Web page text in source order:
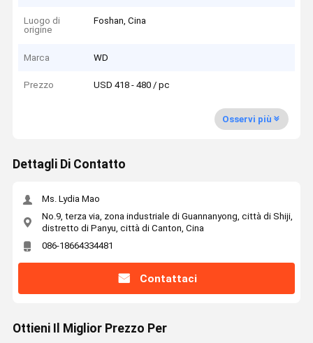
Luogo di
origine
Foshan, Cina
Marca WD
Prezzo USD 418 - 480 / pc
Osservi più
Dettagli Di Contatto
Ms. Lydia Mao
No.9, terza via, zona industriale di Guannanyong, città di Shiji,
distretto di Panyu, città di Canton, Cina
086-18664334481
Contattaci
Ottieni Il Miglior Prezzo Per